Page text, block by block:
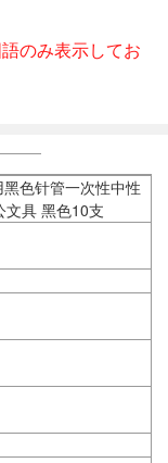
のみ表示してお
色针管一次性中性
文具 黑色10支